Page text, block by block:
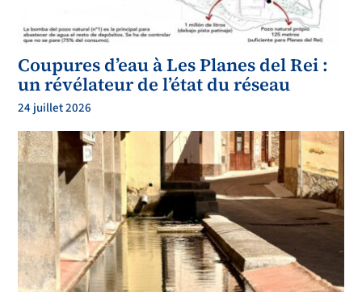
Coupures d’eau à Les Planes del Rei :
un révélateur de l’état du réseau
24 juillet 2026